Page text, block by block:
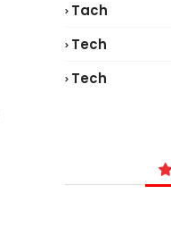
Tach
Tech
Tech